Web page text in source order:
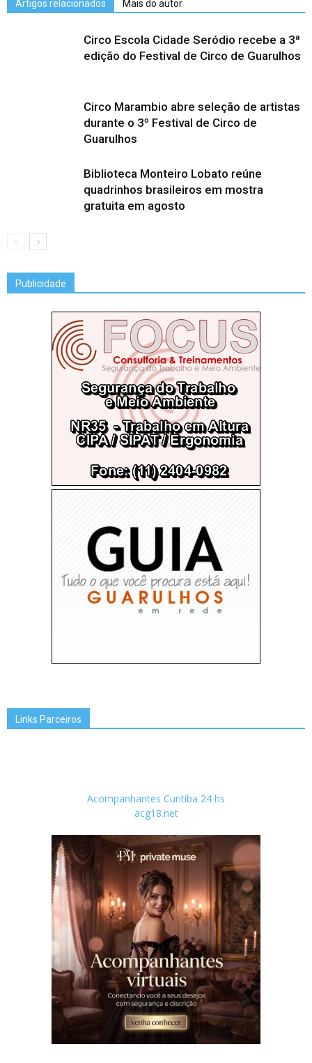
Artigos relacionados Mais do autor
Circo Escola Cidade Seródio recebe a 3ª
edição do Festival de Circo de Guarulhos
Circo Marambio abre seleção de artistas
durante o 3º Festival de Circo de
Guarulhos
Biblioteca Monteiro Lobato reúne
quadrinhos brasileiros em mostra
gratuita em agosto
Publicidade
Links Parceiros
Acompanhantes Curitiba 24 hs
acg18.net